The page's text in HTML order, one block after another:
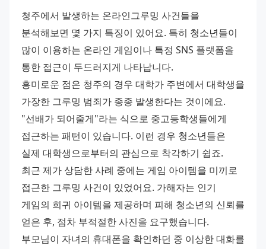
청주에서 발생하는 온라인그루밍 사건들을
분석해보면 몇 가지 특징이 있어요. 특히 청소년들이
많이 이용하는 온라인 게임이나 특정 SNS 플랫폼을
통한 접근이 두드러지게 나타납니다.
흥미로운 점은 청주의 경우 대학가 주변에서 대학생을
가장한 그루밍 범죄가 종종 발생한다는 것이에요.
"선배가 되어줄게"라는 식으로 중고등학생들에게
접근하는 패턴이 있습니다. 이런 경우 청소년들은
실제 대학생으로부터의 관심으로 착각하기 쉽죠.
최근 제가 상담한 사례 중에는 게임 아이템을 미끼로
접근한 그루밍 사건이 있었어요. 가해자는 인기
게임의 희귀 아이템을 제공하며 피해 청소년의 신뢰를
얻은 후, 점차 부적절한 사진을 요구했습니다.
부모님이 자녀의 휴대폰을 확인하던 중 이상한 대화를